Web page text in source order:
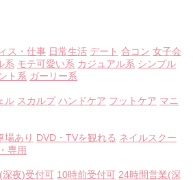
ス・仕事 日常生活 デート 合コン 女子会
系 モテ可愛い系 カジュアル系 シンプル
ト系 ガーリー系
ル スカルプ ハンドケア フットケア マニ
場あり DVD・TVを観れる ネイルスクー
専用
深夜)受付可 10時前受付可 24時間営業(深